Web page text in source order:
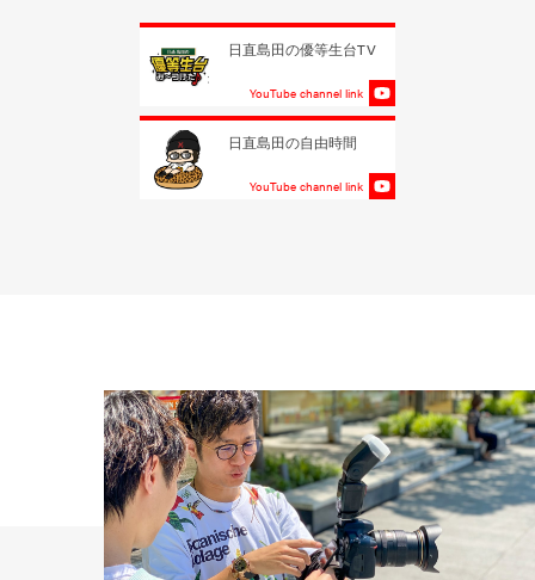
日直島田の優等生台TV
YouTube channel link
日直島田の自由時間
YouTube channel link